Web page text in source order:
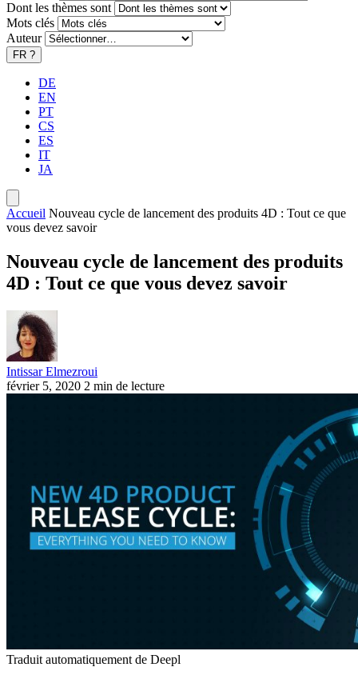
Dont les thèmes sont
Mots clés
Auteur
FR ?
DE
EN
PT
CS
ES
IT
JA
Accueil Nouveau cycle de lancement des produits 4D : Tout ce que
vous devez savoir
Nouveau cycle de lancement des produits
4D : Tout ce que vous devez savoir
Intissar Elmezroui
février 5, 2020 2 min de lecture
Traduit automatiquement de Deepl